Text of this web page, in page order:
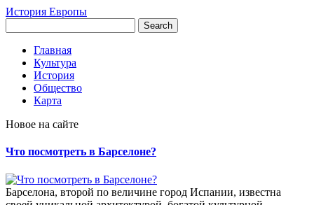
История Европы
Главная
Культура
История
Общество
Карта
Новое на сайте
Что посмотреть в Барселоне?
Барселона, второй по величине город Испании, известна